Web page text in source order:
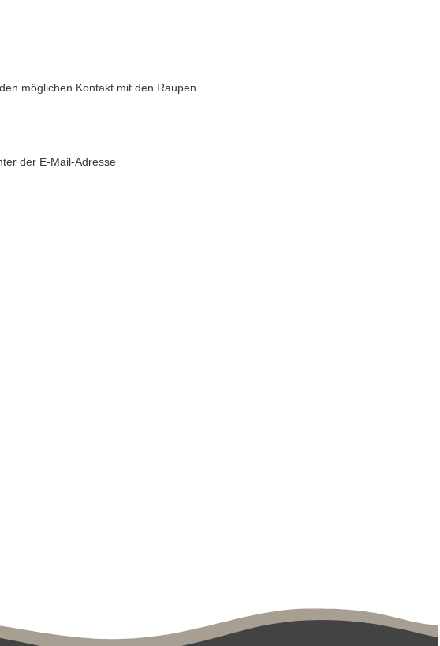
möglichen Kontakt mit den Raupen
der E-Mail-Adresse